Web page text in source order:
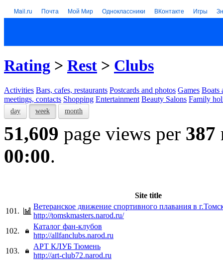
Mail.ru Почта Мой Мир Одноклассники ВКонтакте Игры
Rating > Rest > Clubs
Activities Bars, cafes, restaurants Postcards and photos Games Boats
meetings, contacts Shopping Entertainment Beauty Salons Family
day week month
51,609 page views per 387
00:00.
Site title
101.
Ветеранское движение спортивного плавания в
http://tomskmasters.narod.ru/
102.
Каталог фан-клубов
http://allfanclubs.narod.ru
103.
АРТ КЛУБ Тюмень
http://art-club72.narod.ru